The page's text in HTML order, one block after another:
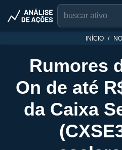
INÍCIO
Rumores
On de até
da Caixa